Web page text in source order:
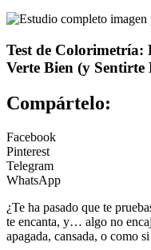
Test de Colorimetría:
Verte Bien (y Sentirte
Compártelo:
Facebook
Pinterest
Telegram
WhatsApp
¿Te ha pasado que te
te encanta, y… algo no
apagada, cansada, o como